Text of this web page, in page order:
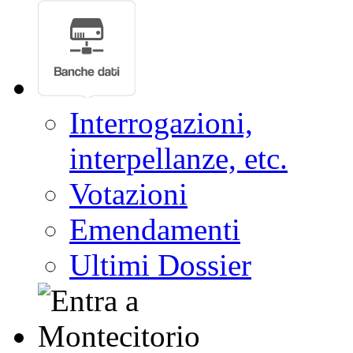
Interrogazioni,
interpellanze, etc.
Votazioni
Emendamenti
Ultimi Dossier